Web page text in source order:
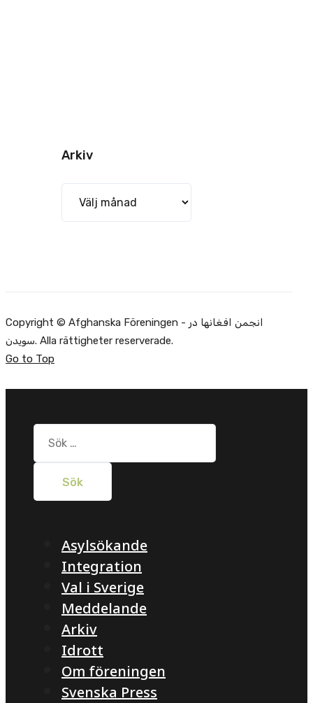
Arkiv
Copyright © Afghanska Föreningen - انجمن افغانها در
سویدن. Alla rättigheter reserverade.
Go to Top
Sök
efter:
Asylsökande
Integration
Val i Sverige
Meddelande
Arkiv
Idrott
Om föreningen
Svenska Press